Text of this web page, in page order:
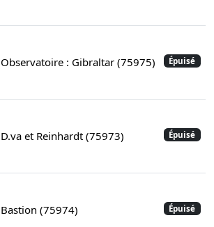
Épuisé
Observatoire : Gibraltar (75975)
Épuisé
D.va et Reinhardt (75973)
Épuisé
Bastion (75974)